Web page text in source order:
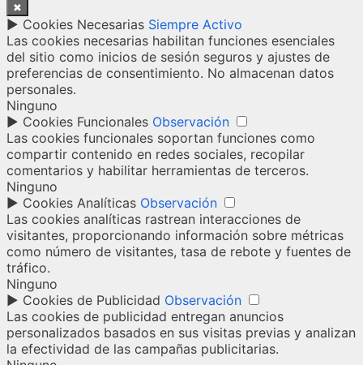
✖
► Cookies Necesarias Siempre Activo
Las cookies necesarias habilitan funciones esenciales
del sitio como inicios de sesión seguros y ajustes de
preferencias de consentimiento. No almacenan datos
personales.
Ninguno
► Cookies Funcionales Observación
Las cookies funcionales soportan funciones como
compartir contenido en redes sociales, recopilar
comentarios y habilitar herramientas de terceros.
Ninguno
► Cookies Analíticas Observación
Las cookies analíticas rastrean interacciones de
visitantes, proporcionando información sobre métricas
como número de visitantes, tasa de rebote y fuentes de
tráfico.
Ninguno
► Cookies de Publicidad Observación
Las cookies de publicidad entregan anuncios
personalizados basados en sus visitas previas y analizan
la efectividad de las campañas publicitarias.